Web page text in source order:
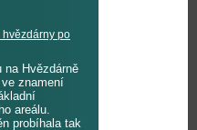
po
na Hvězdárně
znamení
areálu.
probíhala tak